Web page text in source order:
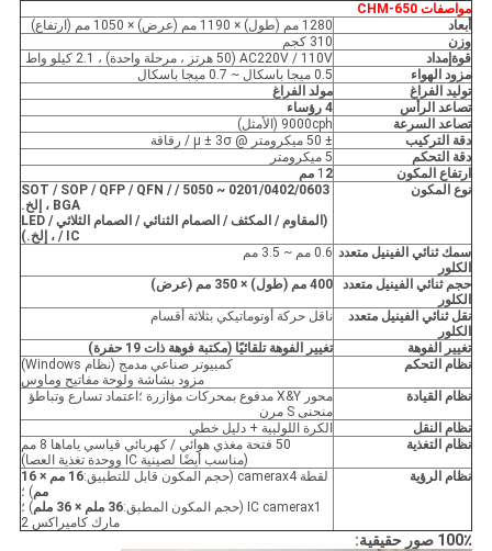
مواصفات CHM-650
أبعاد
1280 مم (طول) × 1190 مم (عرض) × 1050 مم (ارتفاع)
وزن
310 كجم
قوةإمداد
AC220V / 110V (50 هرتز ، مرحلة واحدة) ، 2.1 كيلو واط
مزود الهواء
0.5 ميجا باسكال ~ 0.7 ميجا باسكال
توليد الفراغ
مولد الفراغ
تصاعد الرأس
4 رؤساء
تصاعد السرعة
9000cph (الأمثل)
دقة التركيب
± 50 ميكرومتر @ μ ± 3σ / رقاقة
دقة التحكم
5 ميكرومتر
ارتفاع المكون
1 2 مم
نوع المكون
0201/0402/0603 ~ 5050 / SOT / SOP / QFP / QFN /
BGA ، إلخ.
(المقاوم / المكثف / الصمام الثنائي / الصمام الثلاثي / LED
/ IC ، إلخ.)
سمك ثنائي الفينيل متعدد
الكلور
0.6 مم ~ 3.5 مم
حجم ثنائي الفينيل متعدد
الكلور
400 مم (طول) × 350 مم (عرض)
نقل ثنائي الفينيل متعدد
الكلور
ناقل حركة أوتوماتيكي بثلاثة أقسام
تغيير الفوهة
تغيير الفوهة تلقائيًا (مكتبة فوهة ذات 19 حفرة)
نظام التحكم
كمبيوتر صناعي مدمج (نظام Windows)
مزود بشاشة ولوحة مفاتيح وماوس
نظام القيادة
محور X&Y مدفوع بمحركات مؤازرة ؛اعتماد تسارع وتباطؤ
منحنى S مرن
نظام النقل
الكرة اللولبية + دليل خطي
نظام التغذية
50 فتحة مغذي هوائي / كهربائي قياسي ياماها 8 مم
(مناسب أيضًا لصينية IC ووحدة تغذية العصا)
نظام الرؤية
لقطة camerax4 (حجم المكون قابل للتطبيق:
16 مم × 16
مم) ؛
IC camerax1 (حجم المكون المطبق:
36 ملم × 36 ملم
) ؛
مارك كاميراكس 2
100٪ صور حقيقية: